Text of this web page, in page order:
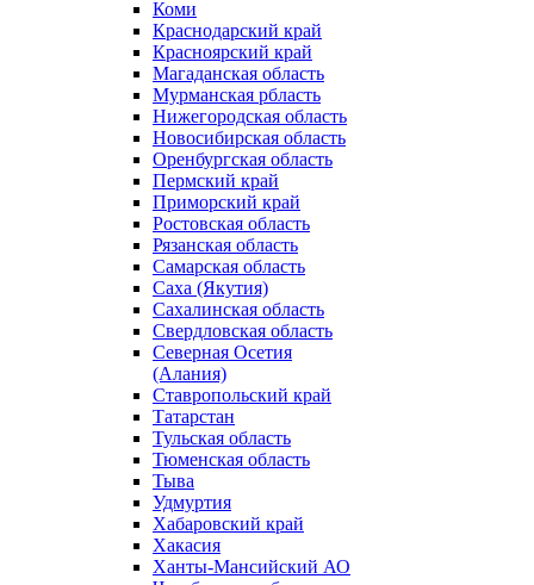
Коми
Краснодарский край
Красноярский край
Магаданская область
Мурманская рбласть
Нижегородская область
Новосибирская область
Оренбургская область
Пермский край
Приморский край
Ростовская область
Рязанская область
Самарская область
Саха (Якутия)
Сахалинская область
Свердловская область
Северная Осетия
(Алания)
Ставропольский край
Татарстан
Тульская область
Тюменская область
Тыва
Удмуртия
Хабаровский край
Хакасия
Ханты-Мансийский АО